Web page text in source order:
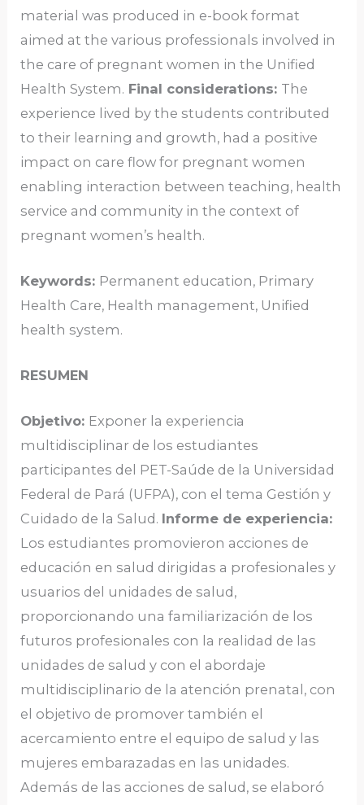
material was produced in e-book format
aimed at the various professionals involved in
the care of pregnant women in the Unified
Health System. Final considerations: The
experience lived by the students contributed
to their learning and growth, had a positive
impact on care flow for pregnant women
enabling interaction between teaching, health
service and community in the context of
pregnant women’s health.
Keywords: Permanent education, Primary
Health Care, Health management, Unified
health system.
RESUMEN
Objetivo: Exponer la experiencia
multidisciplinar de los estudiantes
participantes del PET-Saúde de la Universidad
Federal de Pará (UFPA), con el tema Gestión y
Cuidado de la Salud. Informe de experiencia:
Los estudiantes promovieron acciones de
educación en salud dirigidas a profesionales y
usuarios del unidades de salud,
proporcionando una familiarización de los
futuros profesionales con la realidad de las
unidades de salud y con el abordaje
multidisciplinario de la atención prenatal, con
el objetivo de promover también el
acercamiento entre el equipo de salud y las
mujeres embarazadas en las unidades.
Además de las acciones de salud, se elaboró ​​